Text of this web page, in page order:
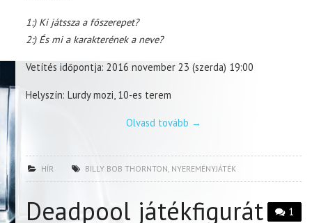
1:) Ki játssza a főszerepet?
2:) És mi a karakterének a neve?
Vetítés időpontja: 2016 november 23 (szerda) 19:00
Helyszín: Lurdy mozi, 10-es terem
Olvasd tovább →
HÍR BILLY BOB THORNTON, NYEREMÉNYJÁTÉK
1
Deadpool játékfigurát